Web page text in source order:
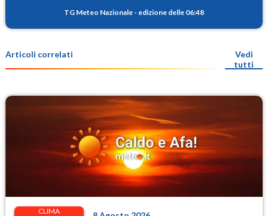
TG Meteo Nazionale - edizione delle 06:48
Articoli correlati
Vedi
tutti
CLIMA